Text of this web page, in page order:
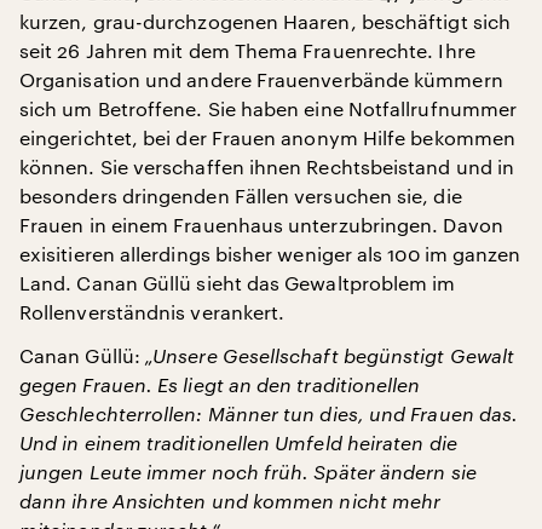
kurzen, grau-durchzogenen Haaren, beschäftigt sich
seit 26 Jahren mit dem Thema Frauenrechte. Ihre
Organisation und andere Frauenverbände kümmern
sich um Betroffene. Sie haben eine Notfallrufnummer
eingerichtet, bei der Frauen anonym Hilfe bekommen
können. Sie verschaffen ihnen Rechtsbeistand und in
besonders dringenden Fällen versuchen sie, die
Frauen in einem Frauenhaus unterzubringen. Davon
exisitieren allerdings bisher weniger als 100 im ganzen
Land. Canan Güllü sieht das Gewaltproblem im
Rollenverständnis verankert.
Canan Güllü: „Unsere Gesellschaft begünstigt Gewalt
gegen Frauen. Es liegt an den traditionellen
Geschlechterrollen: Männer tun dies, und Frauen das.
Und in einem traditionellen Umfeld heiraten die
jungen Leute immer noch früh. Später ändern sie
dann ihre Ansichten und kommen nicht mehr